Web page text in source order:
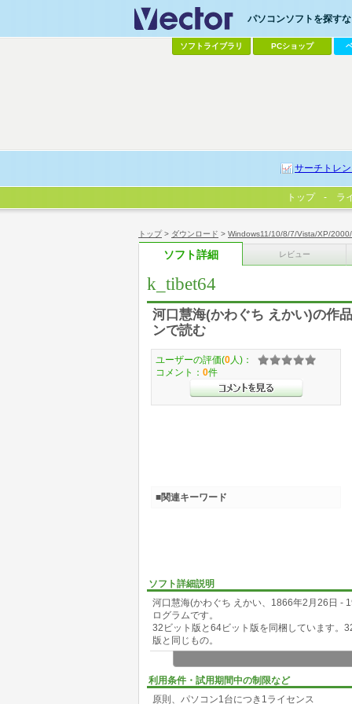
トップ> ダウンロード > Windows11/10/8/7/Vista/XP/
ソフト詳細 レビュー
k_tibet64
河口慧海(かわぐち えかい)の作
ンで読む
ソフト詳細説明
河口慧海(かわぐち えかい、1866年2月26日 -
ログラムです。
32ビット版と64ビット版を同梱しています。
版と同じもの。
河口 慧海は、黄檗宗の僧侶。仏教学者にして
僧名は慧海仁広(えかいじんこう)。
利用条件・試用期間中の制限など
原則、パソコン1台につき1ライセンス
ユーザーの評価(0 人)：
コメント： 0件
■関連キーワード
パソコンソフトを探す
ソフトライブラリ PCショップ
サーチトレ
トップ ラ